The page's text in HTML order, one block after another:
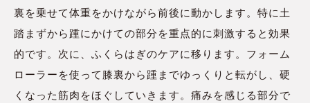
裏を乗せて体重をかけながら前後に動かします。特に土
踏まずから踵にかけての部分を重点的に刺激すると効果
的です。次に、ふくらはぎのケアに移ります。フォーム
ローラーを使って膝裏から踵までゆっくりと転がし、硬
くなった筋肉をほぐしていきます。痛みを感じる部分で